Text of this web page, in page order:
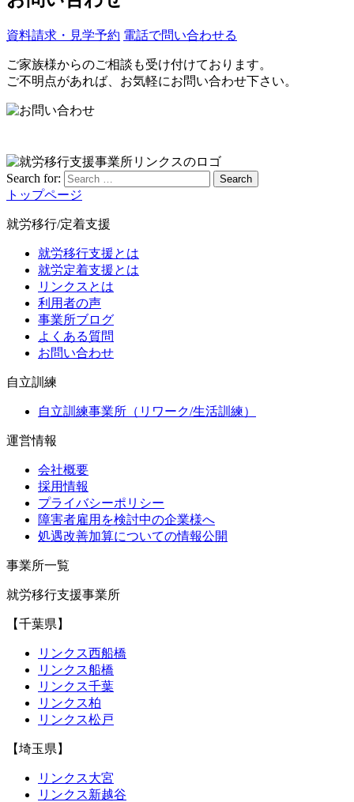
資料請求・見学予約 電話で問い合わせる
ご家族様からのご相談も受け付けております。
ご不明点があれば、お気軽にお問い合わせ下さい。
Search for: Search
トップページ
就労移行/定着支援
就労移行支援とは
就労定着支援とは
リンクスとは
利用者の声
事業所ブログ
よくある質問
お問い合わせ
自立訓練
自立訓練事業所（リワーク/生活訓練）
運営情報
会社概要
採用情報
プライバシーポリシー
障害者雇用を検討中の企業様へ
処遇改善加算についての情報公開
事業所一覧
就労移行支援事業所
【千葉県】
リンクス西船橋
リンクス船橋
リンクス千葉
リンクス柏
リンクス松戸
【埼玉県】
リンクス大宮
リンクス新越谷